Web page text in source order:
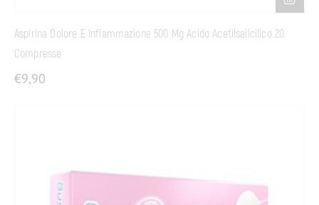
Aspirina Dolore E Infiammazione 500 Mg Acido Acetilsalicilico 20
Compresse
€9,90